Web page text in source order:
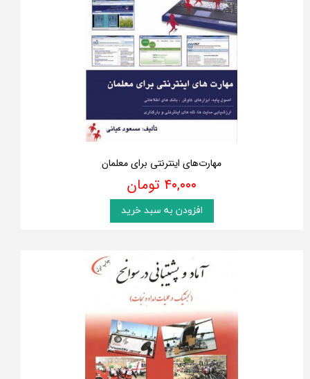
مهارت‌های اینترنتی برای معلمان
۴۰,۰۰۰ تومان
افزودن به سبد خرید